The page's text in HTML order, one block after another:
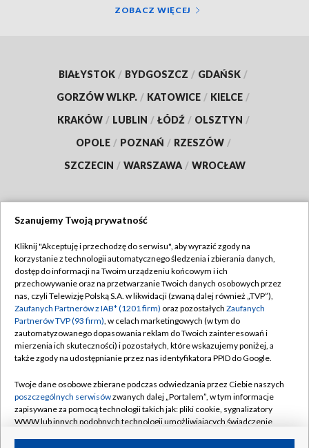
ZOBACZ WIĘCEJ
BIAŁYSTOK / BYDGOSZCZ / GDAŃSK /
GORZÓW WLKP. / KATOWICE / KIELCE /
KRAKÓW / LUBLIN / ŁÓDŹ / OLSZTYN /
OPOLE / POZNAŃ / RZESZÓW /
SZCZECIN / WARSZAWA / WROCŁAW
TVP
Abonament TVP
Emisja w TVP
Centrum informacji TVP
Naziemna Telewizja Cyfrowa
Rada Programowa
System NOS
Informacje o nadawcy
Regulamin TVP
Polityka prywatności
Moje zgody
Pomoc
Kontakt
Kanały
Szanujemy Twoją prywatność
Kliknij "Akceptuję i przechodzę do serwisu", aby wyrazić zgody na
korzystanie z technologii automatycznego śledzenia i zbierania danych,
dostęp do informacji na Twoim urządzeniu końcowym i ich
przechowywanie oraz na przetwarzanie Twoich danych osobowych przez
nas, czyli Telewizję Polską S.A. w likwidacji (zwaną dalej również „TVP”),
Zaufanych Partnerów z IAB* (1201 firm) oraz pozostałych Zaufanych
Partnerów TVP (93 firm), w celach marketingowych (w tym do
zautomatyzowanego dopasowania reklam do Twoich zainteresowań i
mierzenia ich skuteczności) i pozostałych, które wskazujemy poniżej, a
także zgody na udostępnianie przez nas identyfikatora PPID do Google.
Twoje dane osobowe zbierane podczas odwiedzania przez Ciebie naszych
poszczególnych serwisówzwanych dalej „Portalem”, w tym informacje
zapisywane za pomocą technologii takich jak: pliki cookie, sygnalizatory
WWW lub innych podobnych technologii umożliwiających świadczenie